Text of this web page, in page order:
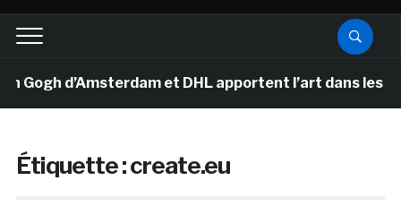
d’Amsterdam et DHL apportent l’art dans les
Étiquette :create.eu